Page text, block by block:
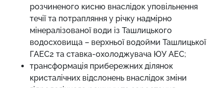
розчиненого кисню внаслідок уповільнення
течії та потрапляння у річку надмірно
мінералізованої води із Ташлицького
водосховища – верхньої водойми Ташлицької
ГАЕС2 та ставка-охолоджувача ЮУ АЕС;
трансформація прибережних ділянок
кристалічних відслонень внаслідок зміни